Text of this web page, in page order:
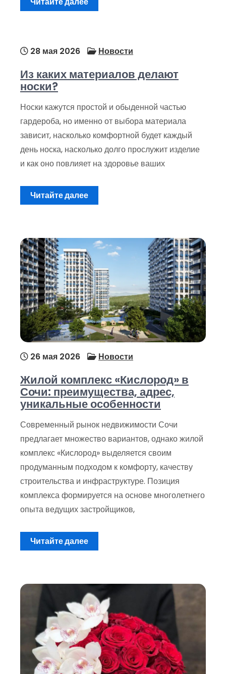
28 мая 2026 Новости
Из каких материалов делают
носки?
Носки кажутся простой и обыденной частью
гардероба, но именно от выбора материала
зависит, насколько комфортной будет каждый
день носка, насколько долго прослужит изделие
и как оно повлияет на здоровье ваших
Читайте далее
26 мая 2026 Новости
Жилой комплекс «Кислород» в
Сочи: преимущества, адрес,
уникальные особенности
Современный рынок недвижимости Сочи
предлагает множество вариантов, однако жилой
комплекс «Кислород» выделяется своим
продуманным подходом к комфорту, качеству
строительства и инфраструктуре. Позиция
комплекса формируется на основе многолетнего
опыта ведущих застройщиков,
Читайте далее